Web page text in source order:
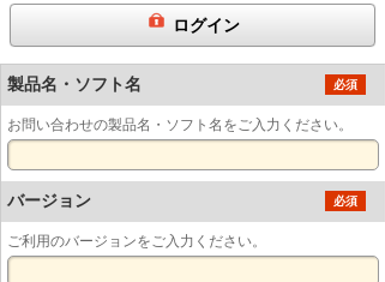
ログイン
製品名・ソフト名 必須
お問い合わせの製品名・ソフト名をご入力ください。
バージョン 必須
ご利用のバージョンをご入力ください。